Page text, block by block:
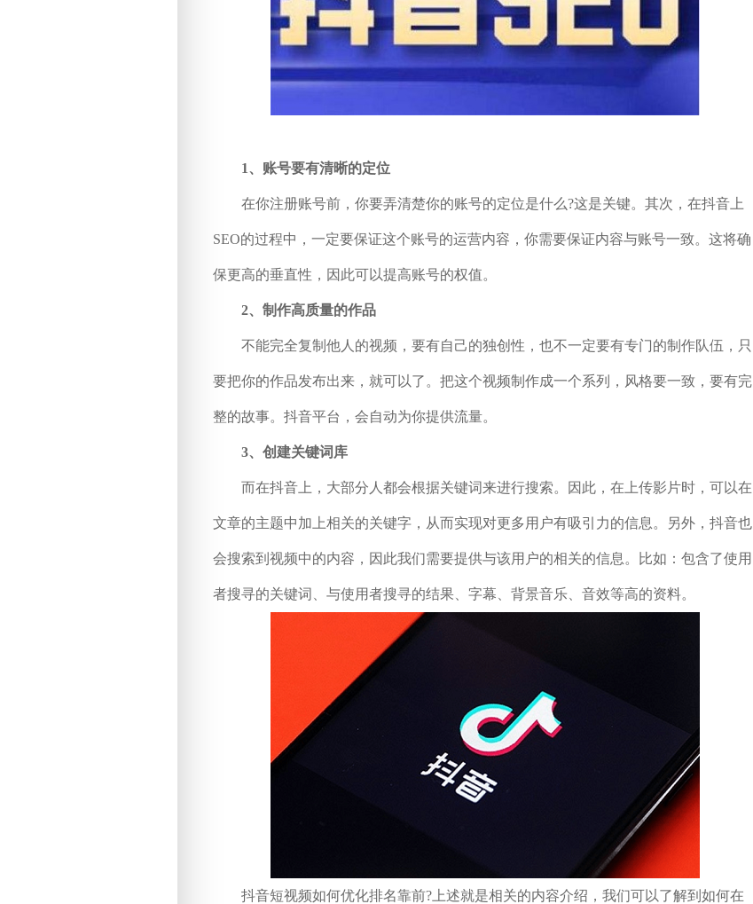
1、账号要有清晰的定位
在你注册账号前，你要弄清楚你的账号的定位是什么?这是关键。其次，在抖音上
SEO的过程中，一定要保证这个账号的运营内容，你需要保证内容与账号一致。这将确
保更高的垂直性，因此可以提高账号的权值。
2、制作高质量的作品
不能完全复制他人的视频，要有自己的独创性，也不一定要有专门的制作队伍，只
要把你的作品发布出来，就可以了。把这个视频制作成一个系列，风格要一致，要有完
整的故事。抖音平台，会自动为你提供流量。
3、创建关键词库
而在抖音上，大部分人都会根据关键词来进行搜索。因此，在上传影片时，可以在
文章的主题中加上相关的关键字，从而实现对更多用户有吸引力的信息。另外，抖音也
会搜索到视频中的内容，因此我们需要提供与该用户的相关的信息。比如：包含了使用
者搜寻的关键词、与使用者搜寻的结果、字幕、背景音乐、音效等高的资料。
抖音短视频如何优化排名靠前?上述就是相关的内容介绍，我们可以了解到如何在